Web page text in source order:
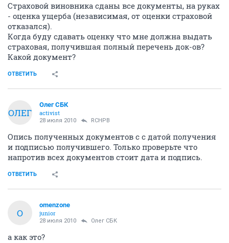
Страховой виновника сданы все документы, на руках
- оценка ущерба (независимая, от оценки страховой
отказался).
Когда буду сдавать оценку что мне должна выдать
страховая, получившая полный перечень док-ов?
Какой документ?
ОТВЕТИТЬ
ОЛЕГ
Олег СБК
activist
28 июля 2010 RCHPB
Опись полученных документов с с датой получения
и подписью получившего. Только проверьте что
напротив всех документов стоит дата и подпись.
ОТВЕТИТЬ
O
omenzone
junior
28 июля 2010 Олег СБК
а как это?